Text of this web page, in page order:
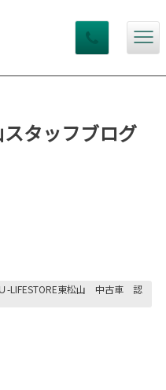
スタッフブログ
LIFESTORE東松山 中古車 認